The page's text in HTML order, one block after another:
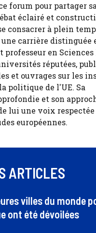
forum pour partager
éclairé et
consacrer à plein
une carrière distinguée
professeur en
réputées,
et ouvrages sur les
politique de l'UE. Sa
et son
lui une voix respectée
européennes.
ARTICLES
villes du monde
ont été dévoilées